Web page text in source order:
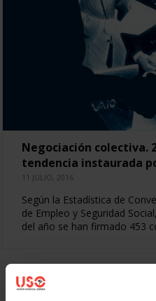
Negociación colectiva.
tendencia instaurada
11 JULIO, 2016
Según la Estadística de
de Empleo y Seguridad
del año se han firmado 453